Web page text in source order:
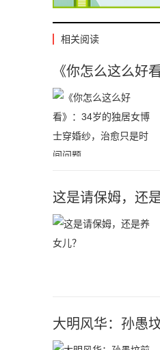
相关阅读
《你怎么这么好
这是请保姆，还
大明风华：孙愚